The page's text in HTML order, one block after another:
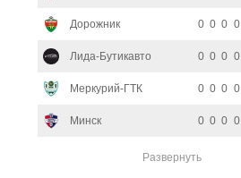
Дорожник 0 0 0 0
Лида-Бутикавто 0 0 0 0
Меркурий-ГТК 0 0 0 0
Минск 0 0 0 0
Развернуть